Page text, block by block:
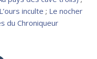
L’ours inculte ; Le nocher
du Chroniqueur